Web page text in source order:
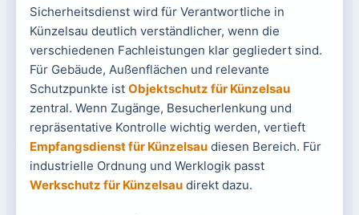
Sicherheitsdienst wird für Verantwortliche in
Künzelsau deutlich verständlicher, wenn die
verschiedenen Fachleistungen klar gegliedert sind.
Für Gebäude, Außenflächen und relevante
Schutzpunkte ist Objektschutz für Künzelsau
zentral. Wenn Zugänge, Besucherlenkung und
repräsentative Kontrolle wichtig werden, vertieft
Empfangsdienst für Künzelsaudiesen Bereich. Für
industrielle Ordnung und Werklogik passt
Werkschutz für Künzelsaudirekt dazu.